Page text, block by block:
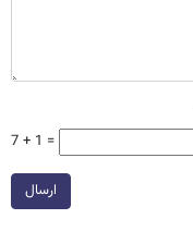
7 + 1 =
ارسال